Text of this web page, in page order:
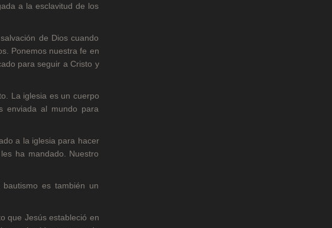
a la esclavitud de los
de Dios cuando
Ponemos nuestra fe en
para seguir a Cristo y
La iglesia es un cuerpo
enviada al mundo para
a la iglesia para hacer
ha mandado. Nuestro
es también un
que Jesús estableció en